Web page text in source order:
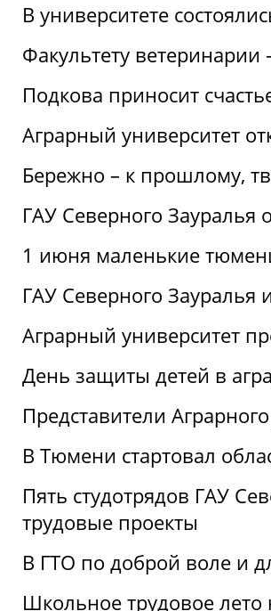
В университете
Факультету ветеринарии
Подкова приносит
Аграрный университет
Бережно – к прошлому,
ГАУ Северного Зауралья
1 июня маленькие
ГАУ Северного Зауралья
Аграрный университет
День защиты детей в
Представители
В Тюмени стартовал
Пять студотрядов ГАУ
трудовые проекты
В ГТО по доброй воле и
Школьное трудовое лето